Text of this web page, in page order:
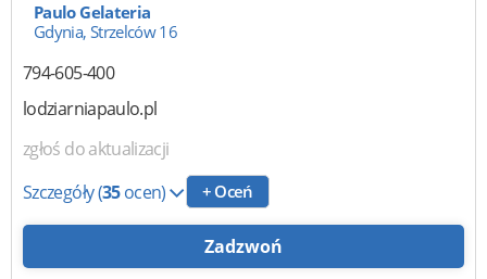
Paulo Gelateria
Gdynia, Strzelców 16
794-605-400
lodziarniapaulo.pl
zgłoś do aktualizacji
Szczegóły(35ocen) + Oceń
Zadzwoń